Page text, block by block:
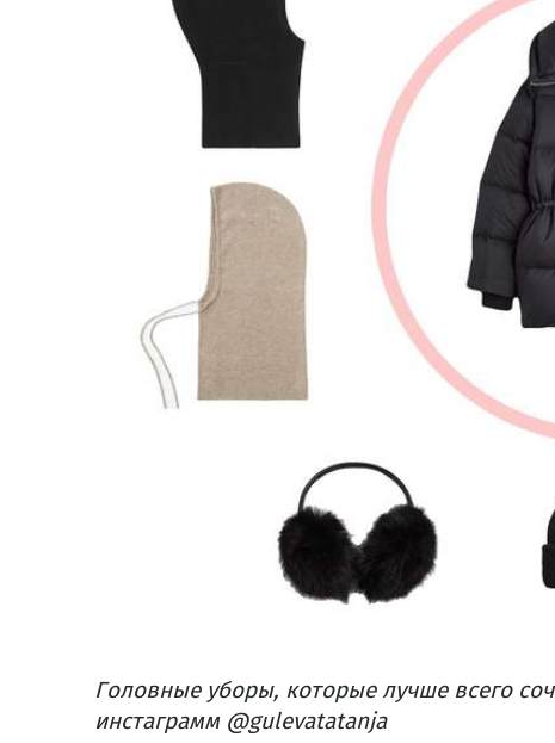
Головные уборы, которые лучше всего
инстаграмм @gulevatatanja